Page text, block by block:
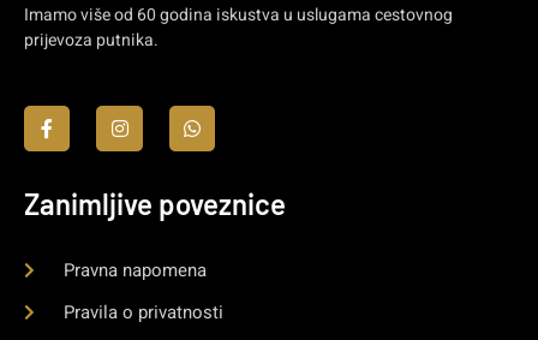
Imamo više od 60 godina iskustva u uslugama cestovnog
prijevoza putnika.
Zanimljive poveznice
Pravna napomena
Pravila o privatnosti